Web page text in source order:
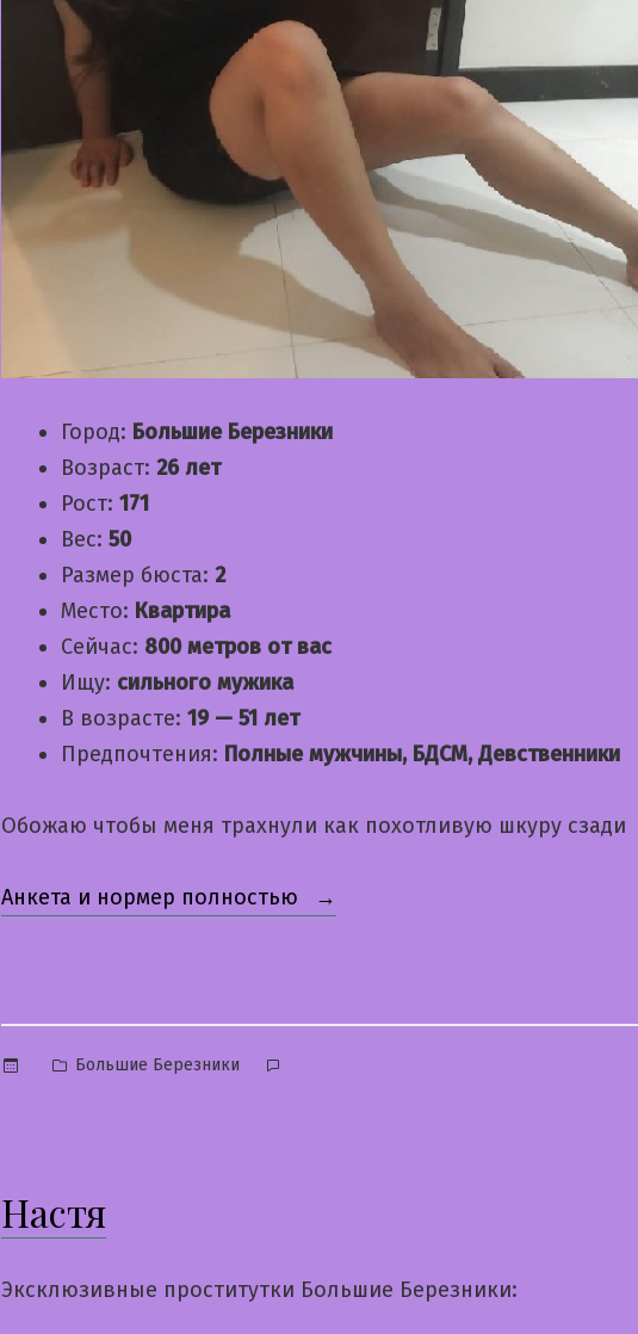
Город: Большие Березники
Возраст: 26 лет
Рост: 171
Вес: 50
Размер бюста: 2
Место: Квартира
Сейчас: 800 метров от вас
Ищу: сильного мужика
В возрасте: 19 — 51 лет
Предпочтения: Полные мужчины, БДСМ, Девственники
Обожаю чтобы меня трахнули как похотливую шкуру сзади
Анкета и нормер полностью «Ксюша»
Опубликовано
Большие Березники
Настя
Эксклюзивные проститутки Большие Березники: